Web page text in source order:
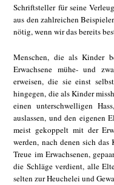
Schriftsteller für seine
aus den zahlreichen
nötig, wenn wir das bereits
Menschen, die als Kinder
Erwachsene mühe- und
erweisen, die sie einst
hingegen, die als Kinder
einen unterschwelligen
auslassen, und den eigenen
meist gekoppelt mit der
werden, nach denen sich
Treue im Erwachsenen,
die Schläge verdient, alle
selten zur Heuchelei und